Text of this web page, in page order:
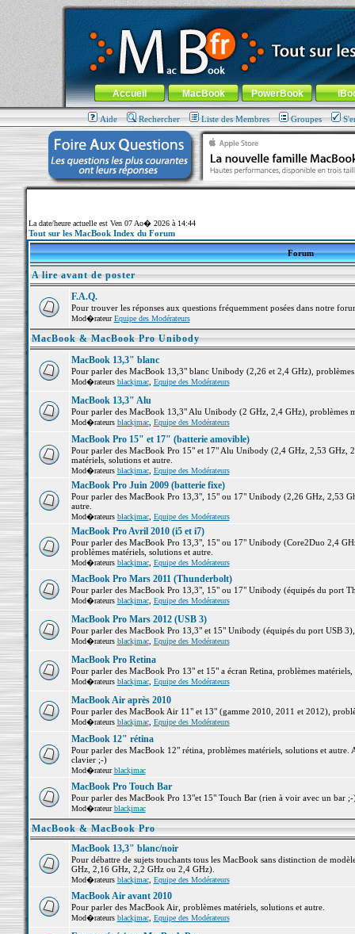
MacBook-fr.com : 100% Apple... 100% nomade !
Aller au contenu-Aller au menu général-Aller au menu de
Menu général
Accueil MacBook PowerBook
Aide Rechercher Liste des Membres Groupes
La date/heure actuelle est Ven 07 Ao� 2026 à 14:44
Tout sur les MacBook Index du Forum
Forum
A lire avant de poster
F.A.Q.
Pour trouver les réponses aux questions fréquemment posées dans notre
Mod�rateurEquipe des Modérateurs
MacBook & MacBook Pro Unibody
MacBook 13,3" blanc
Pour parler des MacBook 13,3" blanc Unibody (2,26 et 2,4 GHz),
Mod�rateurs blackjmac, Equipe des Modérateurs
MacBook 13,3" Alu
Pour parler des MacBook 13,3" Alu Unibody (2 GHz, 2,4 GHz), problèmes
Mod�rateurs blackjmac, Equipe des Modérateurs
MacBook Pro 15" et 17" (batterie amovible)
Pour parler des MacBook Pro 15" et 17" Alu Unibody (2,4 GHz, 2,53 GHz,
matériels, solutions et autre.
Mod�rateurs blackjmac, Equipe des Modérateurs
MacBook Pro Juin 2009 (batterie fixe)
Pour parler des MacBook Pro 13,3", 15" ou 17" Unibody (2,26 GHz, 2,53
autre.
Mod�rateurs blackjmac, Equipe des Modérateurs
MacBook Pro Avril 2010 (i5 et i7)
Pour parler des MacBook Pro 13,3", 15" ou 17" Unibody (Core2Duo 2,4
problèmes matériels, solutions et autre.
Mod�rateurs blackjmac, Equipe des Modérateurs
MacBook Pro Mars 2011 (Thunderbolt)
Pour parler des MacBook Pro 13,3", 15" ou 17" Unibody (équipés du port
Mod�rateurs blackjmac, Equipe des Modérateurs
MacBook Pro Mars 2012 (USB 3)
Pour parler des MacBook Pro 13,3" et 15" Unibody (équipés du port USB
Mod�rateurs blackjmac, Equipe des Modérateurs
MacBook Pro Retina
Pour parler des MacBook Pro 13" et 15" a écran Retina, problèmes matériels,
Mod�rateurs blackjmac, Equipe des Modérateurs
MacBook Air après 2010
Pour parler des MacBook Air 11" et 13" (gamme 2010, 2011 et 2012),
Mod�rateurs blackjmac, Equipe des Modérateurs
MacBook 12" rétina
Pour parler des MacBook 12" rétina, problèmes matériels, solutions et
clavier ;-)
Mod�rateurblackjmac
MacBook Pro Touch Bar
Pour parler des MacBook Pro 13"et 15" Touch Bar (rien à voir avec un bar
Mod�rateurblackjmac
MacBook & MacBook Pro
MacBook 13,3" blanc/noir
Pour débattre de sujets touchants tous les MacBook sans distinction de
GHz, 2,16 GHz, 2,2 GHz ou 2,4 GHz).
Mod�rateurs blackjmac, Equipe des Modérateurs
MacBook Air avant 2010
Pour parler des MacBook Air, problèmes matériels, solutions et autre.
Mod�rateurs blackjmac, Equipe des Modérateurs